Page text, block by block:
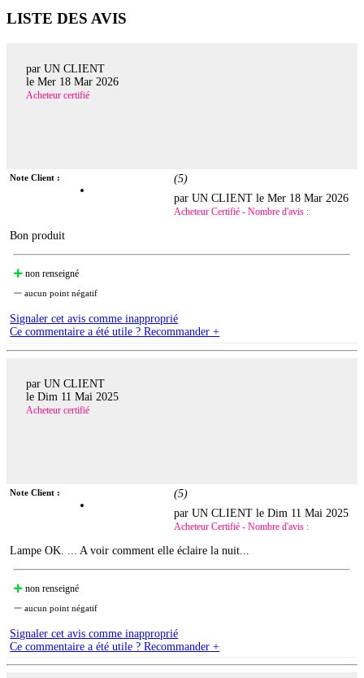
LISTE DES AVIS
par UN CLIENT
le Mer 18 Mar 2026
Acheteur certifié
Note Client : (5)
par UN CLIENT leMer 18 Mar 2026
Acheteur Certifié - Nombre d'avis :
Bon produit
non renseigné
aucun point négatif
Signaler cet avis comme inapproprié
Ce commentaire a été utile ? Recommander +
par UN CLIENT
le Dim 11 Mai 2025
Acheteur certifié
Note Client : (5)
par UN CLIENT leDim 11 Mai 2025
Acheteur Certifié - Nombre d'avis :
Lampe OK. ... A voir comment elle éclaire la nuit...
non renseigné
aucun point négatif
Signaler cet avis comme inapproprié
Ce commentaire a été utile ? Recommander +